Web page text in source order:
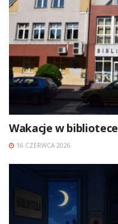
Wakacje w bibliotece
16 CZERWCA 2026